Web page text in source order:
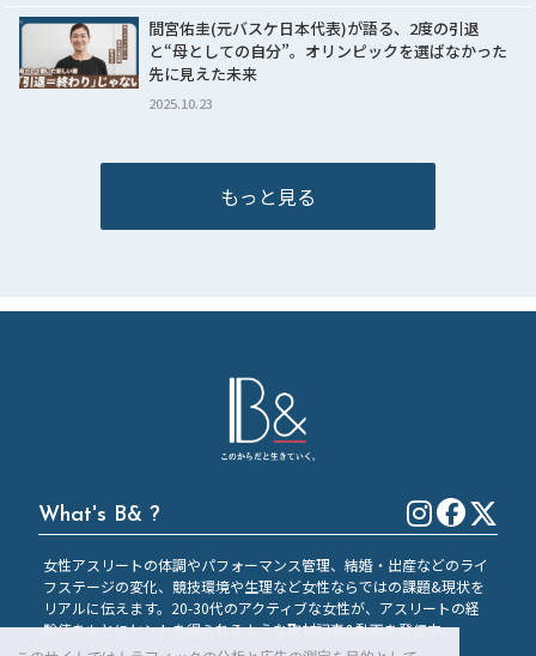
間宮佑圭(元バスケ日本代表)が語る、2度の引退
と“母としての自分”。オリンピックを選ばなかった
先に見えた未来
2025.10.23
もっと見る
What's B& ?
女性アスリートの体調やパフォーマンス管理、結婚・出産などのライ
フステージの変化、競技環境や生理など女性ならではの課題&現状を
リアルに伝えます。20-30代のアクティブな女性が、アスリートの経
験値をもとにヒントを得られるような取材記事&動画を発信中。